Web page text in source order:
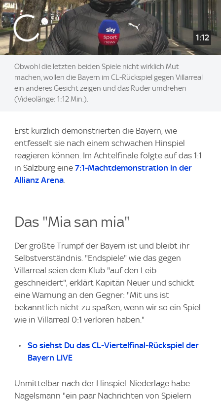
1:12
Obwohl die letzten beiden Spiele nicht wirklich Mut
machen, wollen die Bayern im CL-Rückspiel gegen Villarreal
ein anderes Gesicht zeigen und das Ruder umdrehen
(Videolänge: 1:12 Min.).
Erst kürzlich demonstrierten die Bayern, wie
entfesselt sie nach einem schwachen Hinspiel
reagieren können. Im Achtelfinale folgte auf das 1:1
in Salzburg eine 7:1-Machtdemonstration in der
Allianz Arena
Das "Mia san mia"
Der größte Trumpf der Bayern ist und bleibt ihr
Selbstverständnis. "Endspiele" wie das gegen
Villarreal seien dem Klub "auf den Leib
geschneidert", erklärt Kapitän Neuer und schickt
eine Warnung an den Gegner: "Mit uns ist
bekanntlich nicht zu spaßen, wenn wir so ein Spiel
wie in Villarreal 0:1 verloren haben."
So siehst Du das CL-Viertelfinal-Rückspiel der
Bayern LIVE
Unmittelbar nach der Hinspiel-Niederlage habe
Nagelsmann "ein paar Nachrichten von Spielern